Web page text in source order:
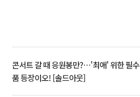
콘서트 갈 때 응원봉만?⋯'최애' 위한 필수
품 등장이오! [솔드아웃]